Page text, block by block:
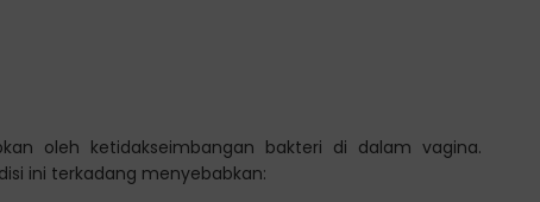
oleh ketidakseimbangan bakteri di dalam vagina.
ini terkadang menyebabkan: